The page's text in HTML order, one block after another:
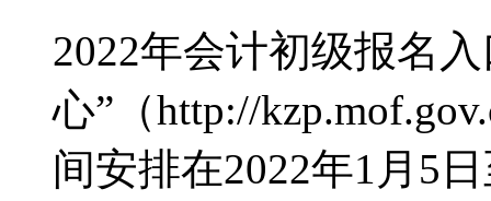
2022年会计初级报名
心”（http://
间安排在2022年1月5